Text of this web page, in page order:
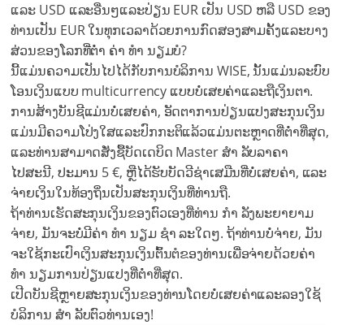
ແລະ USD ແລະອື່ນໆແລະປ່ຽນ EUR ເປັນ USD ຫລື USD ຂອງ
ທ່ານເປັນ EUR ໃນທຸກເວລາດ້ວຍການກົດສອງສາມຄັ້ງແລະບາງ
ສ່ວນຂອງໂລກທີ່ຕໍ່າ ຄ່າ ທຳ ນຽມບໍ?
ນີ້ແມ່ນຄວາມເປັນໄປໄດ້ກັບການບໍລິການ WISE, ນັ້ນແມ່ນລະບົບ
ໂອນເງິນແບບ multicurrency ແບບບໍ່ເສຍຄ່າແລະຖືເງິນຕາ.
ການສ້າງບັນຊີແມ່ນບໍ່ເສຍຄ່າ, ອັດຕາການປ່ຽນແປງສະກຸນເງິນ
ແມ່ນມີຄວາມໂປ່ງໃສແລະປົກກະຕິແລ້ວແມ່ນຕະຫຼາດທີ່ຕໍ່າທີ່ສຸດ,
ແລະທ່ານສາມາດສັ່ງຊື້ບັດເດບິດ Master ສຳ ລັບລາຄາ
ໄປສະນີ, ປະມານ 5 €, ຫຼືໄດ້ຮັບບັດວີຊ່າເສມືນທີ່ບໍ່ເສຍຄ່າ, ແລະ
ຈ່າຍເງິນໃນທ້ອງຖິ່ນເປັນສະກຸນເງິນທີ່ທ່ານຖື.
ຖ້າທ່ານເຮັດສະກຸນເງິນຂອງຕົວເອງທີ່ທ່ານ ກຳ ລັງພະຍາຍາມ
ຈ່າຍ, ມັນຈະບໍ່ມີຄ່າ ທຳ ນຽມ ຊຳ ລະໃດໆ. ຖ້າທ່ານບໍ່ຈ່າຍ, ມັນ
ຈະໃຊ້ກະເປົາເງິນສະກຸນເງິນຕົ້ນຕໍຂອງທ່ານເພື່ອຈ່າຍດ້ວຍຄ່າ
ທຳ ນຽມການປ່ຽນແປງທີ່ຕໍ່າທີ່ສຸດ.
ເປີດບັນຊີຫຼາຍສະກຸນເງິນຂອງທ່ານໂດຍບໍ່ເສຍຄ່າແລະລອງໃຊ້
ບໍລິການ ສຳ ລັບຕົວທ່ານເອງ!